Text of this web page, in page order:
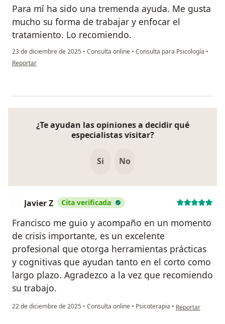
Para mí ha sido una tremenda ayuda. Me gusta
mucho su forma de trabajar y enfocar el
tratamiento. Lo recomiendo.
23 de diciembre de 2025 • Consulta online • Consulta para Psicología •
en opinión del usuario Alexandra
Reportar
¿Te ayudan las opiniones a decidir qué
especialistas visitar?
Si No
Javier Z Cita verificada
Francisco me guio y acompaño en un momento
de crisis importante, es un excelente
profesional que otorga herramientas prácticas
y cognitivas que ayudan tanto en el corto como
largo plazo. Agradezco a la vez que recomiendo
su trabajo.
22 de diciembre de 2025 • Consulta online • Psicoterapia • en opinión del
Reportar